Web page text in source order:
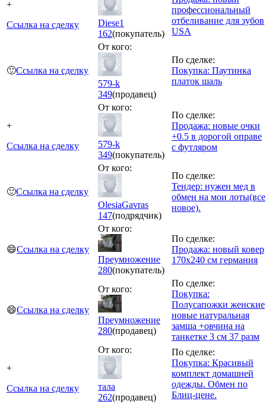
+
Ссылка на сделку
Diese1
162(покупатель)
профессиональный
отбеливание для зубов
USA
🙂Ссылка на сделку
От кого:
579-k
349(продавец)
По сделке:
Покупка: Паутинка
платок шаль
+
Ссылка на сделку
От кого:
579-k
349(покупатель)
По сделке:
Продажа: новые очки
+0.5 в дорогой оправе
с футляром
🙂Ссылка на сделку
От кого:
OlesiaGavras
147(подрядчик)
По сделке:
Тендер: нужен мед в
обмен на мои лоты(все
новое).
😄Ссылка на сделку
От кого:
Преумножение
280(покупатель)
По сделке:
Продажа: новый ковер
170х240 см германия
😄Ссылка на сделку
От кого:
Преумножение
280(продавец)
По сделке:
Покупка:
Полусапожки женские
новые натуральная
замша +овчина на
танкетке 3 см 37 разм
+
Ссылка на сделку
От кого:
тала
262(продавец)
По сделке:
Покупка: Красивый
комплект домашней
одежды. Обмен по
Блиц-цене.